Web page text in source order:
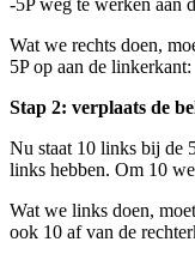
Wat we rechts doen,
5P op aan de linkerkant:
Stap 2: verplaats de
Nu staat 10 links bij de
links hebben. Om 10
Wat we links doen,
ook 10 af van de